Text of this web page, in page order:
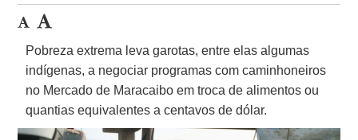
Pobreza extrema leva garotas, entre elas algumas
indígenas, a negociar programas com caminhoneiros
no Mercado de Maracaibo em troca de alimentos ou
quantias equivalentes a centavos de dólar.